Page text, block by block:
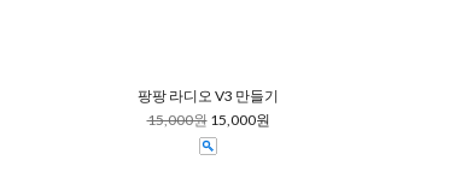
팡팡 라디오 V3 만들기
15,000원 15,000원